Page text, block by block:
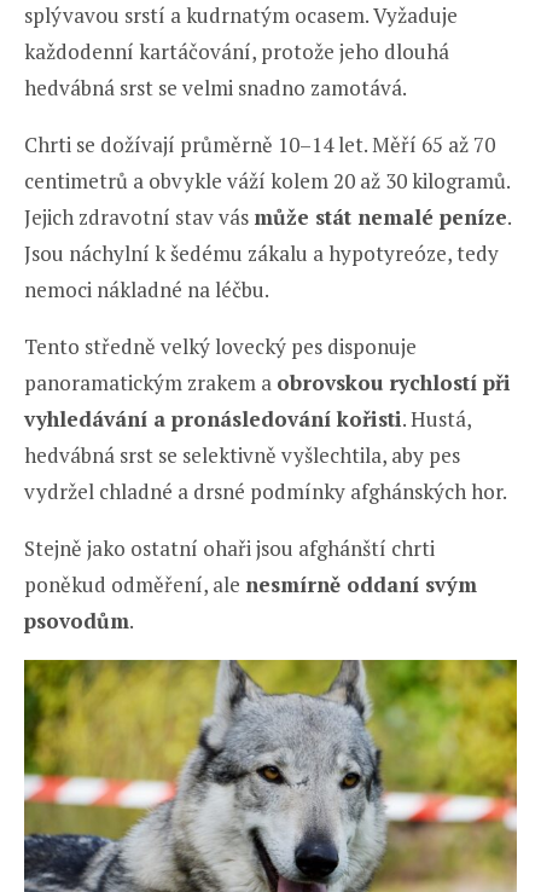
splývavou srstí a kudrnatým ocasem. Vyžaduje
každodenní kartáčování, protože jeho dlouhá
hedvábná srst se velmi snadno zamotává.
Chrti se dožívají průměrně 10–14 let. Měří 65 až 70
centimetrů a obvykle váží kolem 20 až 30 kilogramů.
Jejich zdravotní stav vás může stát nemalé peníze.
Jsou náchylní k šedému zákalu a hypotyreóze, tedy
nemoci nákladné na léčbu.
Tento středně velký lovecký pes disponuje
panoramatickým zrakem a obrovskou rychlostí při
vyhledávání a pronásledování kořisti. Hustá,
hedvábná srst se selektivně vyšlechtila, aby pes
vydržel chladné a drsné podmínky afghánských hor.
Stejně jako ostatní ohaři jsou afghánští chrti
poněkud odměření, ale nesmírně oddaní svým
psovodům.